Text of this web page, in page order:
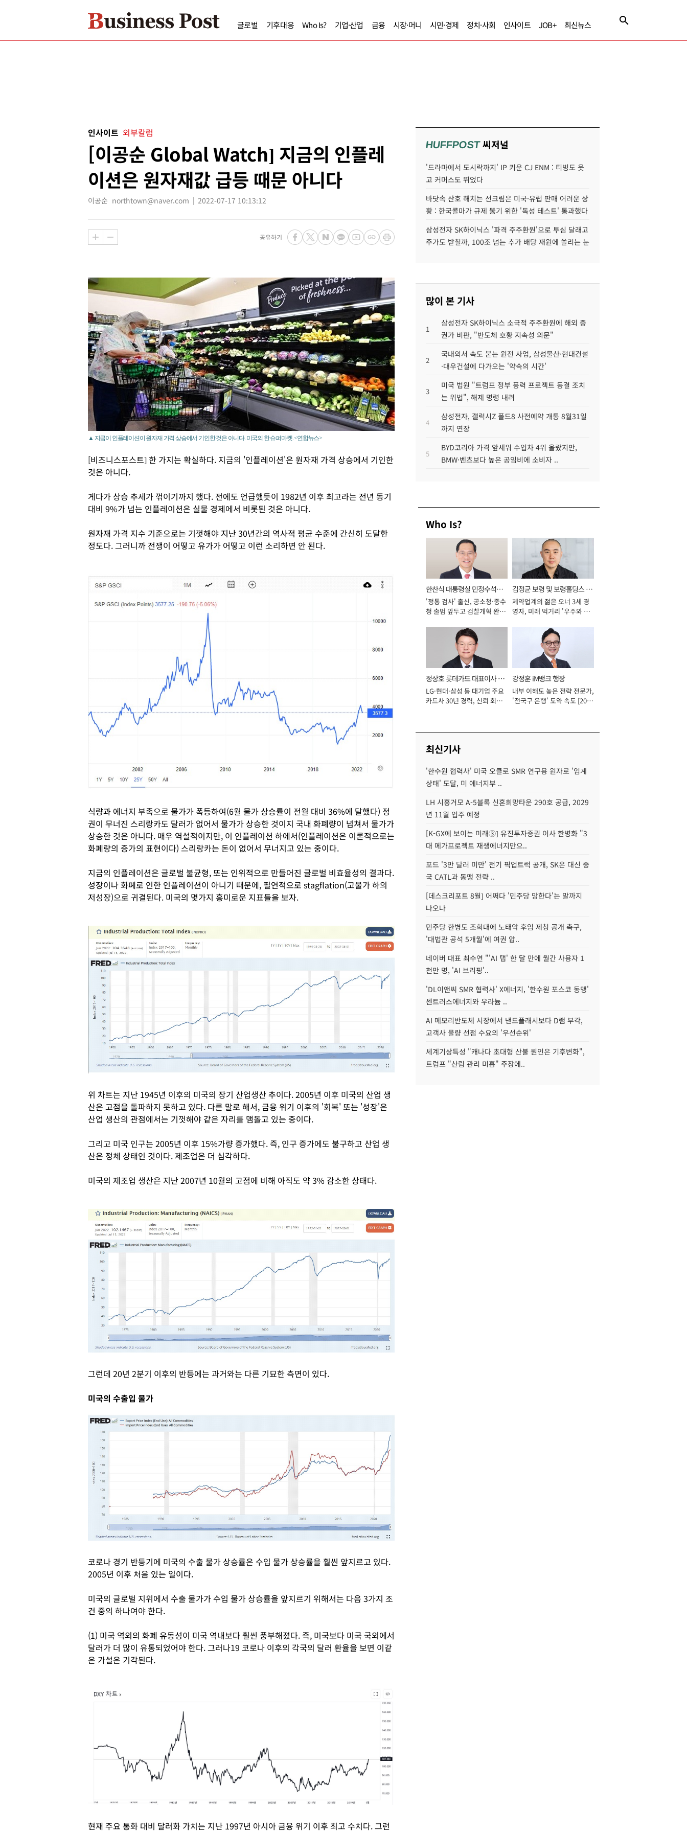
글로벌 기후대응 Who Is? 기업·산업 금융 시장·머니 시민·경제 정치·사회 인사이트 JOB+ 최신뉴스
인사이트 외부칼럼
[이공순 Global Watch] 지금의 인플레
이션은 원자재값 급등 때문 아니다
이공순 northtown@naver.com 2022-07-17 10:13:12
공유하기
▲ 지금이 인플레이션이 원자재 가격 상승에서 기인한 것은 아니다. 미국의 한 슈퍼마켓. <연합뉴스>
[비즈니스포스트] 한 가지는 확실하다. 지금의 '인플레이션'은 원자재 가격 상승에서 기인한
것은 아니다.
게다가 상승 추세가 꺾이기까지 했다. 전에도 언급했듯이 1982년 이후 최고라는 전년 동기
대비 9%가 넘는 인플레이션은 실물 경제에서 비롯된 것은 아니다.
원자재 가격 지수 기준으로는 기껏해야 지난 30년간의 역사적 평균 수준에 간신히 도달한
정도다. 그러니까 전쟁이 어떻고 유가가 어떻고 이런 소리하면 안 된다.
식량과 에너지 부족으로 물가가 폭등하여(6월 물가 상승률이 전월 대비 36%에 달했다) 정
권이 무너진 스리랑카도 달러가 없어서 물가가 상승한 것이지 국내 화폐량이 넘쳐서 물가가
상승한 것은 아니다. 매우 역설적이지만, 이 인플레이션 하에서(인플레이션은 이론적으로는
화폐량의 증가의 표현이다) 스리랑카는 돈이 없어서 무너지고 있는 중이다.
지금의 인플레이션은 글로벌 불균형, 또는 인위적으로 만들어진 글로벌 비효율성의 결과다.
성장이나 화폐로 인한 인플레이션이 아니기 때문에, 필연적으로 stagflation(고물가 하의
저성장)으로 귀결된다. 미국의 몇가지 흥미로운 지표들을 보자.
위 차트는 지난 1945년 이후의 미국의 장기 산업생산 추이다. 2005년 이후 미국의 산업 생
산은 고점을 돌파하지 못하고 있다. 다른 말로 해서, 금융 위기 이후의 '회복' 또는 '성장'은
산업 생산의 관점에서는 기껏해야 같은 자리를 맴돌고 있는 중이다.
그리고 미국 인구는 2005년 이후 15%가량 증가했다. 즉, 인구 증가에도 불구하고 산업 생
산은 정체 상태인 것이다. 제조업은 더 심각하다.
미국의 제조업 생산은 지난 2007년 10월의 고점에 비해 아직도 약 3% 감소한 상태다.
그런데 20년 2분기 이후의 반등에는 과거와는 다른 기묘한 측면이 있다.
미국의 수출입 물가
코로나 경기 반등기에 미국의 수출 물가 상승률은 수입 물가 상승률을 훨씬 앞지르고 있다.
2005년 이후 처음 있는 일이다.
미국의 글로벌 지위에서 수출 물가가 수입 물가 상승률을 앞지르기 위해서는 다음 3가지 조
건 중의 하나여야 한다.
(1) 미국 역외의 화폐 유동성이 미국 역내보다 훨씬 풍부해졌다. 즉, 미국보다 미국 국외에서
달러가 더 많이 유통되었어야 한다. 그러나19 코로나 이후의 각국의 달러 환율을 보면 이같
은 가설은 기각된다.
현재 주요 통화 대비 달러화 가치는 지난 1997년 아시아 금융 위기 이후 최고 수치다. 그런
HUFFPOST씨저널
'드라마에서 도시락까지' IP 키운 CJ ENM : 티빙도 웃
고 커머스도 뛰었다
바닷속 산호 해치는 선크림은 미국·유럽 판매 어려운 상
황 : 한국콜마가 규제 뚫기 위한 '독성 테스트' 통과했다
삼성전자 SK하이닉스 '파격 주주환원'으로 투심 달래고
주가도 받칠까, 100조 넘는 추가 배당 재원에 쏠리는 눈
많이 본 기사
1
삼성전자 SK하이닉스 소극적 주주환원에 해외 증
권가 비판, "반도체 호황 지속성 의문"
2
국내외서 속도 붙는 원전 사업, 삼성물산·현대건설
·대우건설에 다가오는 '약속의 시간'
3
미국 법원 "트럼프 정부 풍력 프로젝트 동결 조치
는 위법", 해제 명령 내려
4
삼성전자, 갤럭시Z 폴드8 사전예약 개통 8월31일
까지 연장
5
BYD코리아 가격 앞세워 수입차 4위 올랐지만,
BMW·벤츠보다 높은 공임비에 소비자 ..
Who Is?
한찬식 대통령실 민정수석비
서관
'정통 검사' 출신, 공소청·중수
청 출범 앞두고 검찰개혁 완수
김정균 보령 및 보령홀딩스 대
표이사 사장
제약업계의 젊은 오너 3세 경
영자, 미래 먹거리 '우주와 헬
정상호 롯데카드 대표이사 사
장
LG·현대·삼성 등 대기업 주요
카드사 30년 경력, 신뢰 회복
강정훈 iM뱅크 행장
내부 이해도 높은 전략 전문가,
'전국구 은행' 도약 속도 [2026
최신기사
'한수원 협력사' 미국 오클로 SMR 연구용 원자로 '임계
상태' 도달, 미 에너지부 ..
LH 시흥거모 A-5블록 신혼희망타운 290호 공급, 2029
년 11월 입주 예정
[K-GX에 보이는 미래③] 유진투자증권 이사 한병화 "3
대 메가프로젝트 재생에너지만으..
포드 '3만 달러 미만' 전기 픽업트럭 공개, SK온 대신 중
국 CATL과 동맹 전략 ..
[데스크리포트 8월] 어쩌다 '민주당 망한다'는 말까지
나오나
민주당 한병도 조희대에 노태악 후임 제청 공개 촉구,
'대법관 공석 5개월'에 여권 압..
네이버 대표 최수연 "'AI 탭' 한 달 만에 월간 사용자 1
천만 명, 'AI 브리핑'..
'DL이앤씨 SMR 협력사' X에너지, '한수원 포스코 동맹'
센트러스에너지와 우라늄 ..
AI 메모리반도체 시장에서 낸드플래시보다 D램 부각,
고객사 물량 선점 수요의 '우선순위'
세계기상특성 "캐나다 초대형 산불 원인은 기후변화",
트럼프 "산림 관리 미흡" 주장에..